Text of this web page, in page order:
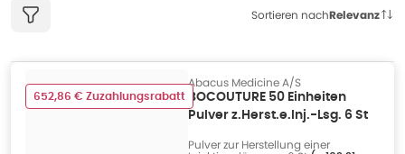
Sortieren nachRelevanz
652,86 € Zuzahlungsrabatt
Abacus Medicine A/S
BOCOUTURE 50 Einheiten
Pulver z.Herst.e.Inj.-Lsg. 6 St
Pulver zur Herstellung einer